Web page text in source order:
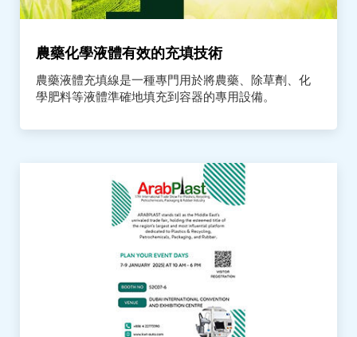
農藥化學液體有效的充填技術
農藥液體充填線是一種專門用於將農藥、除草劑、化
學肥料等液體準確地填充到容器的專用設備。